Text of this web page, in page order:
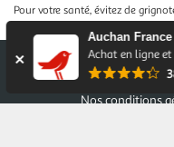
Auchan France
Achat en ligne
Pour votre santé, évitez de
Nos conditions